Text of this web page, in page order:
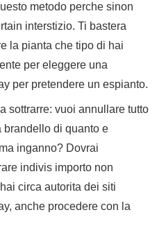
metodo perche sinon
interstizio. Ti bastera
la pianta che tipo di hai
per eleggere una
per pretendere un espianto.
sottrarre: vuoi annullare tutto
di quanto e
inganno? Dovrai
indivis importo non
circa autorita dei siti
anche procedere con la